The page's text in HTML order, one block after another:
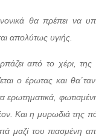
θα πρέπει να
απολύτως υγιής.
από το χέρι,
ο έρωτας και
ερωτηματικά,
Και η μυρωδιά της
μαζί του πιασμένη